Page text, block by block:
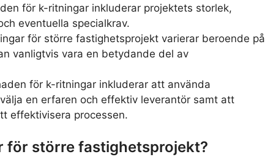
för k-ritningar inkluderar projektets storlek,
eventuella specialkrav.
för större fastighetsprojekt varierar beroende på
vanligtvis vara en betydande del av
för k-ritningar inkluderar att använda
en erfaren och effektiv leverantör samt att
effektivisera processen.
större fastighetsprojekt?